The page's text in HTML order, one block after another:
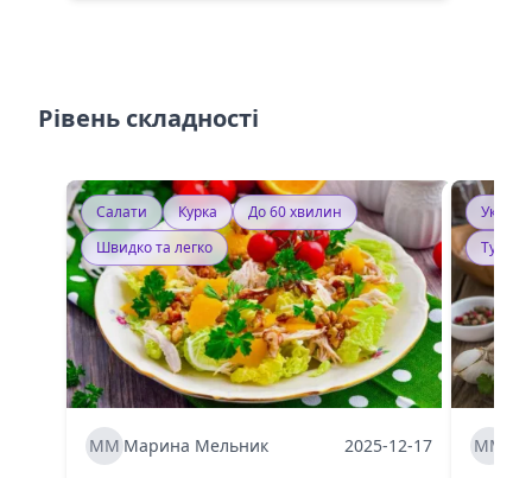
Рівень складності
Салати Курка
До 60 хвилин
Швидко та легко
ММ Марина Мельник 2025-12-17 ММ